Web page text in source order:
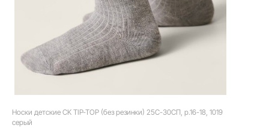
Носки детские CK TIP-TOP (без резинки) 25С-30СП, р.16-18, 1019
серый